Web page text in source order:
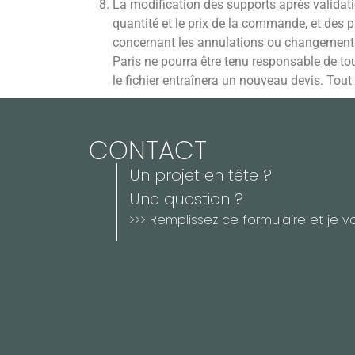
La modification des supports après
quantité et le prix de la commande, et des
concernant les annulations ou
Paris ne pourra être tenu responsable de
le fichier entraînera un nouveau devis.
CONTACT
Un projet en tête ?
Une question ?
>>> Remplissez ce formulaire et je